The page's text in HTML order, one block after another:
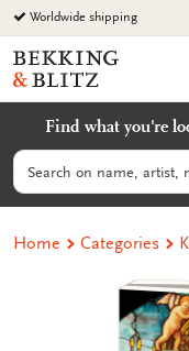
Go
to
content
Worldwide shipping
Bekking
&
Uitgevers
B.V.
Find what you're
Search
Home Categories